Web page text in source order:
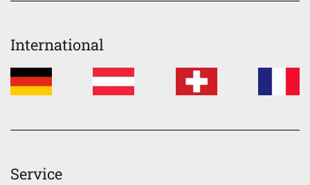
International
Service